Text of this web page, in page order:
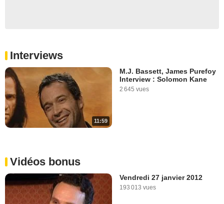
Interviews
11:59
M.J. Bassett, James Purefoy
Interview : Solomon Kane
2 645 vues
Vidéos bonus
Vendredi 27 janvier 2012
193 013 vues